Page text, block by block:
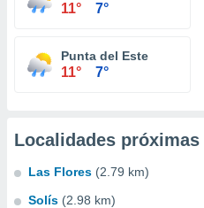
11° 7°
Punta del Este
11° 7°
Localidades próximas
Las Flores (2.79 km)
Solís (2.98 km)